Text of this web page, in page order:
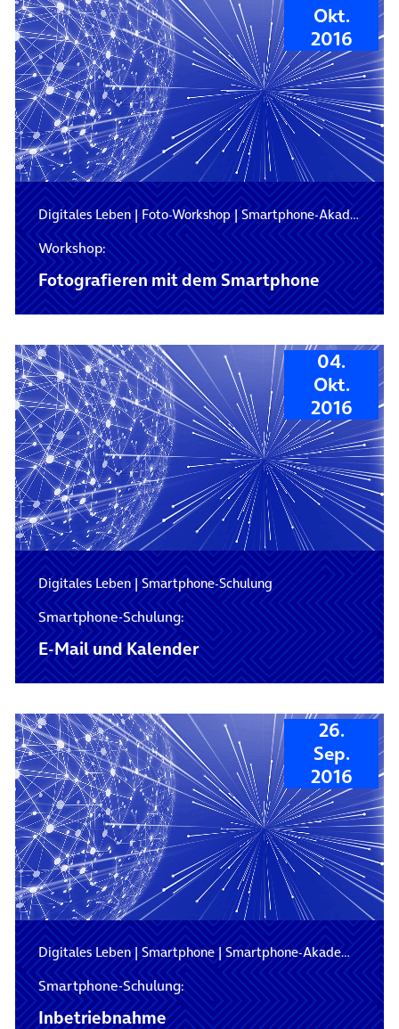
Okt.
2016
Digitales Leben|Foto-Workshop|Smartphone-Akademie
Workshop:
Fotografieren mit dem Smartphone
04.
Okt.
2016
Digitales Leben|Smartphone-Schulung
Smartphone-Schulung:
E-Mail und Kalender
26.
Sep.
2016
Digitales Leben|Smartphone|Smartphone-Akademie
Smartphone-Schulung:
Inbetriebnahme